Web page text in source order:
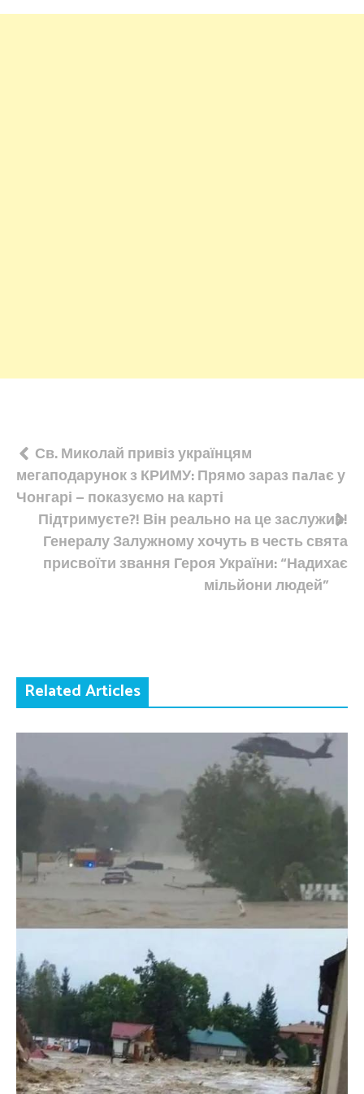
Навігація
записів
Св. Миколай привіз українцям
мегаподарунок з КРИМУ: Прямо зараз пaлaє у
Чонгарі – показуємо на карті
Підтримуєте?! Він реально на це заслужив!
Генералу Залужному хочуть в честь свята
присвоїти звання Героя України: “Надихає
мільйони людей”
Related Articles